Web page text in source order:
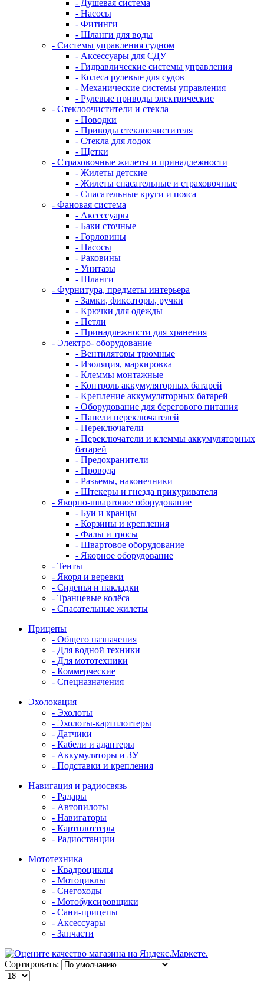
- Душевая система
- Насосы
- Фитинги
- Шланги для воды
- Системы управления судном
- Аксессуары для СДУ
- Гидравлические системы управления
- Колеса рулевые для судов
- Механические системы управления
- Рулевые приводы электрические
- Стеклоочистители и стекла
- Поводки
- Приводы стеклоочистителя
- Стекла для лодок
- Щетки
- Страховочные жилеты и принадлежности
- Жилеты детские
- Жилеты спасательные и страховочные
- Спасательные круги и пояса
- Фановая система
- Аксессуары
- Баки сточные
- Горловины
- Насосы
- Раковины
- Унитазы
- Шланги
- Фурнитура, предметы интерьера
- Замки, фиксаторы, ручки
- Крючки для одежды
- Петли
- Принадлежности для хранения
- Электро- оборудование
- Вентиляторы трюмные
- Изоляция, маркировка
- Клеммы монтажные
- Контроль аккумуляторных батарей
- Крепление аккумуляторных батарей
- Оборудование для берегового питания
- Панели переключателей
- Переключатели
- Переключатели и клеммы аккумуляторных
батарей
- Предохранители
- Провода
- Разъемы, наконечники
- Штекеры и гнезда прикуривателя
- Якорно-швартовое оборудование
- Буи и кранцы
- Корзины и крепления
- Фалы и тросы
- Швартовое оборудование
- Якорное оборудование
- Тенты
- Якоря и веревки
- Сиденья и накладки
- Транцевые колёса
- Спасательные жилеты
Прицепы
- Общего назначения
- Для водной техники
- Для мототехники
- Коммерческие
- Спецназначения
Эхолокация
- Эхолоты
- Эхолоты-картплоттеры
- Датчики
- Кабели и адаптеры
- Аккумуляторы и ЗУ
- Подставки и крепления
Навигация и радиосвязь
- Радары
- Автопилоты
- Навигаторы
- Картплоттеры
- Радиостанции
Мототехника
- Квадроциклы
- Мотоциклы
- Снегоходы
- Мотобуксировщики
- Сани-прицепы
- Аксессуары
- Запчасти
Сортировать: